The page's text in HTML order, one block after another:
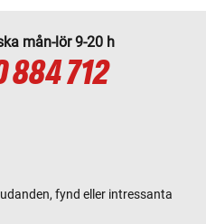
mån-lör 9-20 h
884 712
fynd eller intressanta